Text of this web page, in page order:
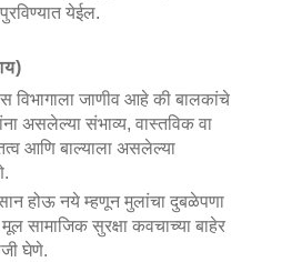
पुरविण्यात येईल.
विभागाला जाणीव आहे की बालकांचे
असलेल्या संभाव्य, वास्तविक वा
आणि बाल्याला असलेल्या
होऊ नये म्हणून मुलांचा दुबळेपणा
सामाजिक सुरक्षा कवचाच्या बाहेर
घेणे.